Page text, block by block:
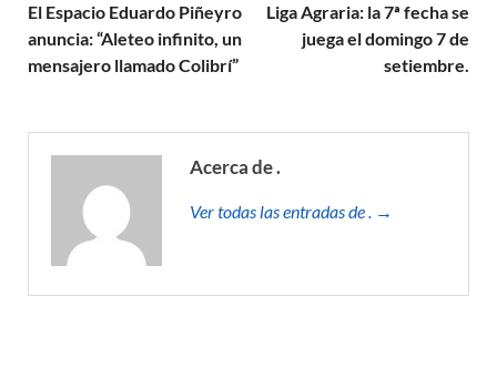
El Espacio Eduardo Piñeyro
anuncia: “Aleteo infinito, un
mensajero llamado Colibrí”
Liga Agraria: la 7ª fecha se
juega el domingo 7 de
setiembre.
Acerca de .
Ver todas las entradas de . →